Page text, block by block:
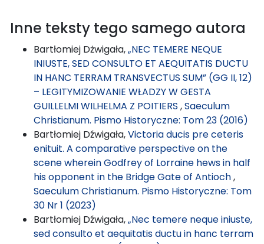
Inne teksty tego samego autora
Bartłomiej Dżwigała,„NEC TEMERE NEQUE
INIUSTE, SED CONSULTO ET AEQUITATIS DUCTU
IN HANC TERRAM TRANSVECTUS SUM” (GG II, 12)
– LEGITYMIZOWANIE WŁADZY W GESTA
GUILLELMI WILHELMA Z POITIERS ,Saeculum
Christianum. Pismo Historyczne: Tom 23 (2016)
Bartłomiej Dźwigała,Victoria ducis pre ceteris
enituit. A comparative perspective on the
scene wherein Godfrey of Lorraine hews in half
his opponent in the Bridge Gate of Antioch,
Saeculum Christianum. Pismo Historyczne: Tom
30 Nr 1 (2023)
Bartłomiej Dźwigała,„Nec temere neque iniuste,
sed consulto et aequitatis ductu in hanc terram